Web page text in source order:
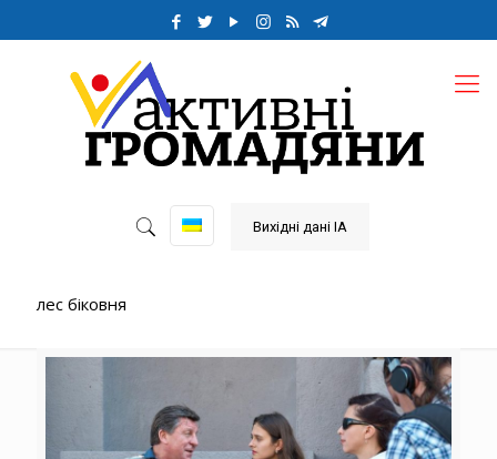
Вихідні дані ІА
лес біковня